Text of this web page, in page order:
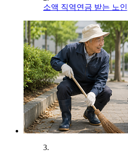
소액 직역연금 받는 노
3.